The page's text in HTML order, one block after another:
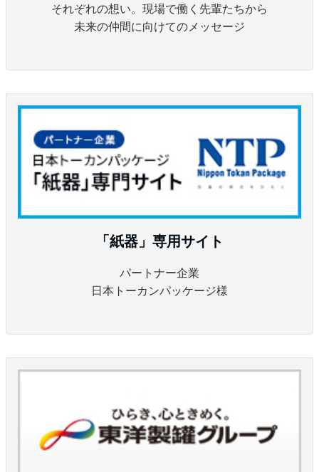
それぞれの想い。現場で働く先輩たちから
未来の仲間に向けてのメッセージ
「紙器」専用サイト
パートナー企業
日本トーカンパッケージ様